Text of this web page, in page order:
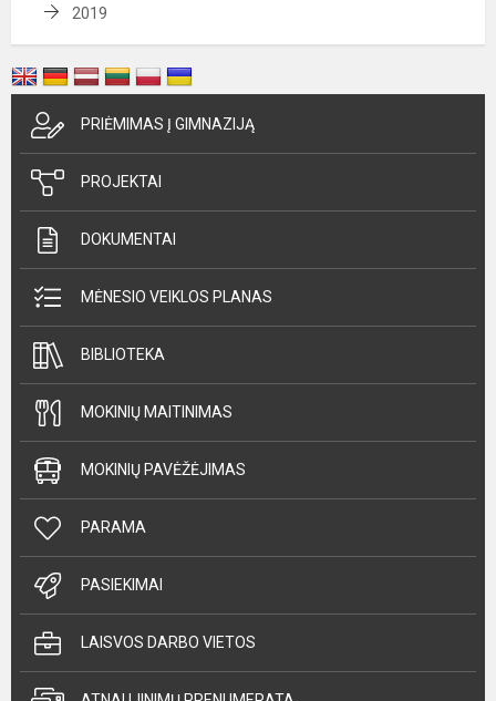
2019
PRIĖMIMAS Į GIMNAZIJĄ
PROJEKTAI
DOKUMENTAI
MĖNESIO VEIKLOS PLANAS
BIBLIOTEKA
MOKINIŲ MAITINIMAS
MOKINIŲ PAVĖŽĖJIMAS
PARAMA
PASIEKIMAI
LAISVOS DARBO VIETOS